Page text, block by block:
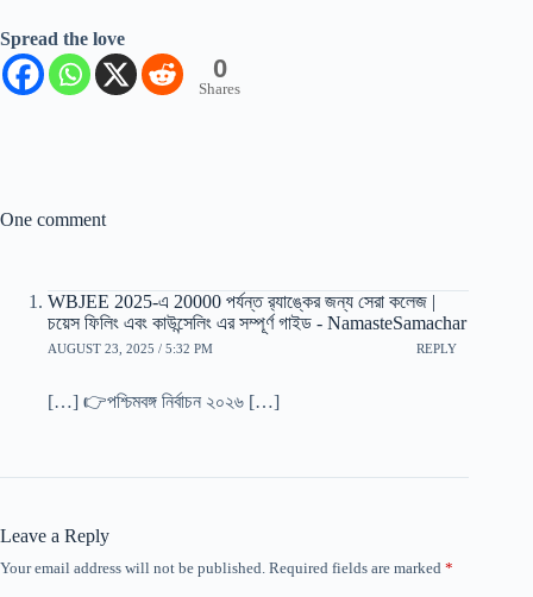
Spread the love
0
Shares
One comment
WBJEE 2025-এ 20000 পর্যন্ত র‍্যাঙ্কের জন্য সেরা কলেজ |
চয়েস ফিলিং এবং কাউন্সেলিং এর সম্পূর্ণ গাইড - NamasteSamachar
AUGUST 23, 2025 / 5:32 PM REPLY
[…] 👉পশ্চিমবঙ্গ নির্বাচন ২০২৬ […]
Leave a Reply
Your email address will not be published. Required fields are marked *